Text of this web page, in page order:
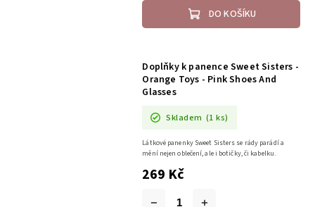
DO KOŠÍKU
Doplňky k panence Sweet Sisters -
Orange Toys - Pink Shoes And
Glasses
Skladem (1 ks)
269 Kč
Látkové panenky Sweet Sisters se rády parádí a
mění nejen oblečení, ale i botičky, či kabelku.